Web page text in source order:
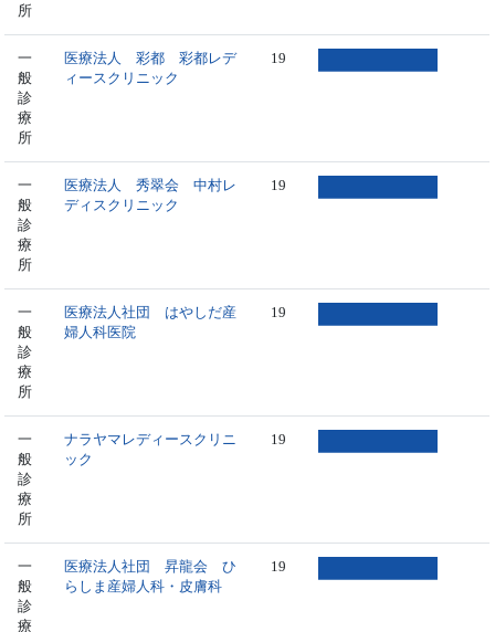
所
一
般
診
療
所
医療法人 彩都 彩都レデ
ィースクリニック
19
一
般
診
療
所
医療法人 秀翠会 中村レ
ディスクリニック
19
一
般
診
療
所
医療法人社団 はやしだ産
婦人科医院
19
一
般
診
療
所
ナラヤマレディースクリニ
ック
19
一
般
診
療
医療法人社団 昇龍会 ひ
らしま産婦人科・皮膚科
19